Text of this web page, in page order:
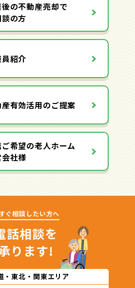
の不動産売却で
の方
紹介
有効活用のご提案
希望の老人ホーム
社様
ぐ相談したい方へ
話相談を
ります!
・東北・関東エリア